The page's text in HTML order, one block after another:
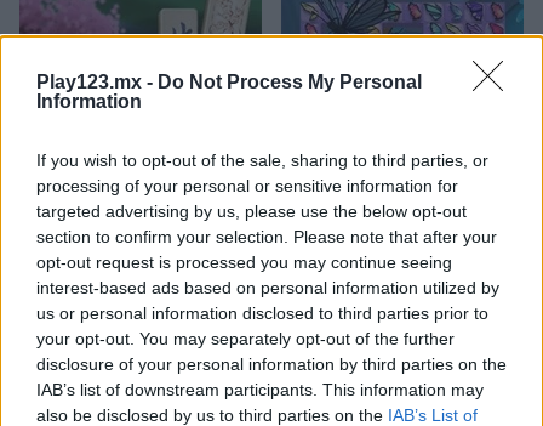
Play123.mx - Do Not Process My Personal
Information
If you wish to opt-out of the sale, sharing to third parties, or
processing of your personal or sensitive information for
targeted advertising by us, please use the below opt-out
section to confirm your selection. Please note that after your
opt-out request is processed you may continue seeing
interest-based ads based on personal information utilized by
us or personal information disclosed to third parties prior to
your opt-out. You may separately opt-out of the further
disclosure of your personal information by third parties on the
IAB’s list of downstream participants. This information may
also be disclosed by us to third parties on the IAB’s List of
Mahjong Classic Mobile Butterfly Shimai
Onet Connect Christmas Onet World